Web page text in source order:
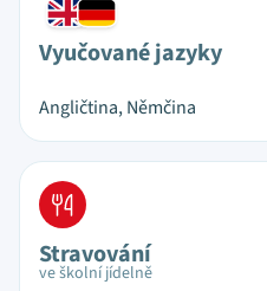
Vyučované jazyky
Angličtina, Němčina
Stravování
ve školní jídelně